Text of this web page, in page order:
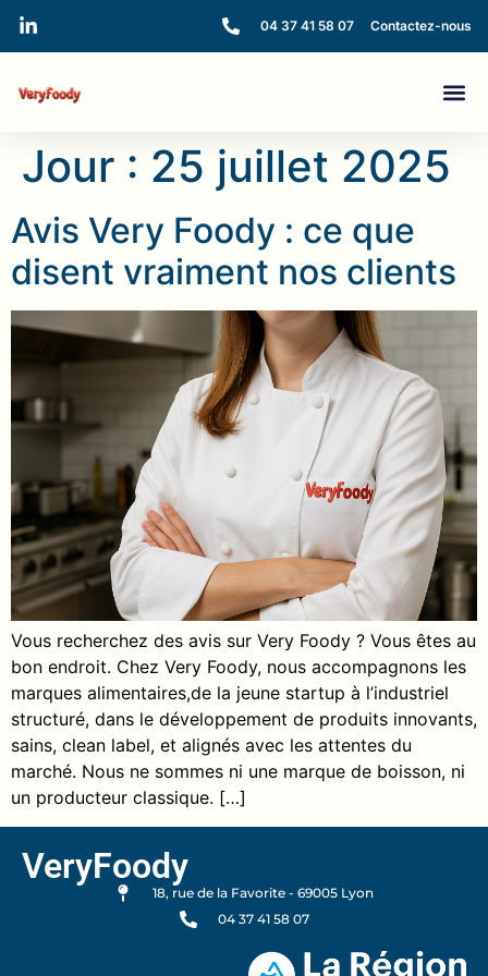
04 37 41 58 07 Contactez-nous
Jour : 25 juillet 2025
Avis Very Foody : ce que
disent vraiment nos clients
Vous recherchez des avis sur Very Foody ? Vous êtes au
bon endroit. Chez Very Foody, nous accompagnons les
marques alimentaires,de la jeune startup à l’industriel
structuré, dans le développement de produits innovants,
sains, clean label, et alignés avec les attentes du
marché. Nous ne sommes ni une marque de boisson, ni
un producteur classique. […]
VeryFoody
18, rue de la Favorite - 69005 Lyon
04 37 41 58 07